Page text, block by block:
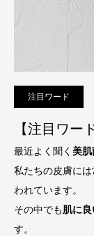
注目ワード
【注目ワー
最近よく聞く 美肌
私たちの皮膚に
われています。
その中でも肌に
す。